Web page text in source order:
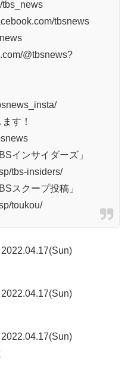
tbs_news
tbsnews
@tbsnews?
す！
インサイダーズ」
tbs-insiders/
スクープ投稿」
toukou/
2022.04.17(Sun)
2022.04.17(Sun)
2022.04.17(Sun)